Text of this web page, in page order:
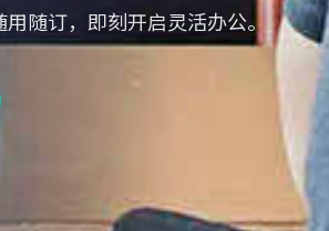
随订，即刻开启灵活办公。